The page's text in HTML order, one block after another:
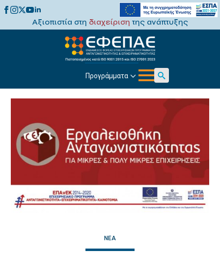
Αξιοπιστία στη διαχείριση της ανάπτυξης
Προγράμματα
Search
for:
ΝΈΑ